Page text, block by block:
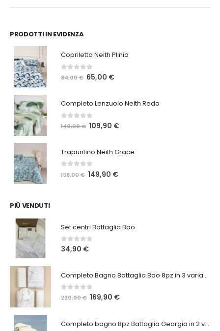
PRODOTTI IN EVIDENZA
Copriletto Neith Plinio
0 Su 5
84,00€ Il
era:
84,00 €.
65,00 €Il
è:
Completo Lenzuolo Neith Reda
140,00€ Il
era:
140,00 €.
109,90 €Il
è:
Trapuntino Neith Grace
196,00€ Il149,90 €Il
PIÙ VENDUTI
Set centri Battaglia Bao
0 Su 5
34,90 €
Completo Bagno Battaglia Bao 8pz in 3 varianti
0Su 5
220,00€ Il
era:
169,90 €Il
è:
Completo bagno 8pz Battaglia Georgia in 2 varianti